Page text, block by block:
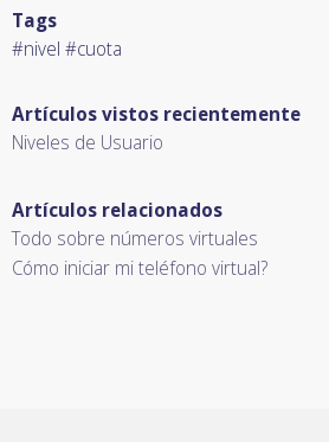
Tags
#nivel #cuota
Artículos vistos recientemente
Niveles de Usuario
Artículos relacionados
Todo sobre números virtuales
Cómo iniciar mi teléfono virtual?